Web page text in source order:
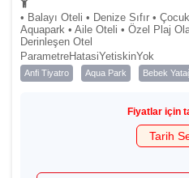
• Balayı Oteli • Denize Sıfır •
Aquapark • Aile Oteli • Özel Plaj
Derinleşen Otel
ParametreHatasiYetiskinYok
Anfi Tiyatro Aqua Park Bebek
Fiyatlar için
Tarih